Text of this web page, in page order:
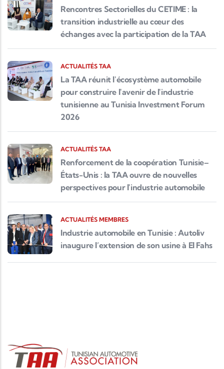
Rencontres Sectorielles du CETIME : la
transition industrielle au cœur des
échanges avec la participation de la TAA
ACTUALITÉS TAA
La TAA réunit l'écosystème automobile
pour construire l'avenir de l'industrie
tunisienne au Tunisia Investment Forum
2026
ACTUALITÉS TAA
Renforcement de la coopération Tunisie–
États-Unis : la TAA ouvre de nouvelles
perspectives pour l'industrie automobile
ACTUALITÉS MEMBRES
Industrie automobile en Tunisie : Autoliv
inaugure l’extension de son usine à El Fahs